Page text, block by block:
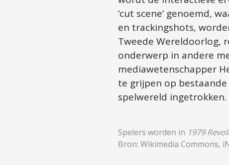
‘cut scene’ genoemd,
en trackingshots,
Tweede Wereldoorlog,
onderwerp in andere
mediawetenschapper
te grijpen op
spelwereld ingetrokken.
Spelers worden in 1979
Bron: Wikimedia Commons,